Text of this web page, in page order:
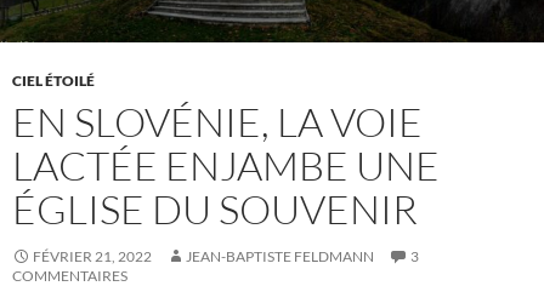
CIEL ÉTOILÉ
EN SLOVÉNIE, LA VOIE
LACTÉE ENJAMBE UNE
ÉGLISE DU SOUVENIR
FÉVRIER 21, 2022 JEAN-BAPTISTE FELDMANN
3
COMMENTAIRES